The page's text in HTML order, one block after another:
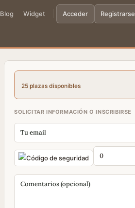
Blog Widget Acceder Registrarse
25 plazas disponibles
SOLICITAR INFORMACIÓN O INSCRIBIRSE